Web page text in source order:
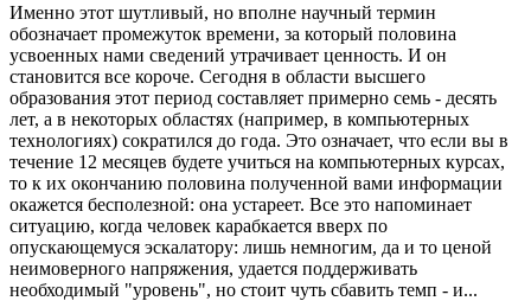
Именно этот шутливый, но вполне научный термин
обозначает промежуток времени, за который половина
усвоенных нами сведений утрачивает ценность. И он
становится все короче. Сегодня в области высшего
образования этот период составляет примерно семь - десять
лет, а в некоторых областях (например, в компьютерных
технологиях) сократился до года. Это означает, что если вы в
течение 12 месяцев будете учиться на компьютерных курсах,
то к их окончанию половина полученной вами информации
окажется бесполезной: она устареет. Все это напоминает
ситуацию, когда человек карабкается вверх по
опускающемуся эскалатору: лишь немногим, да и то ценой
неимоверного напряжения, удается поддерживать
необходимый "уровень", но стоит чуть сбавить темп - и...